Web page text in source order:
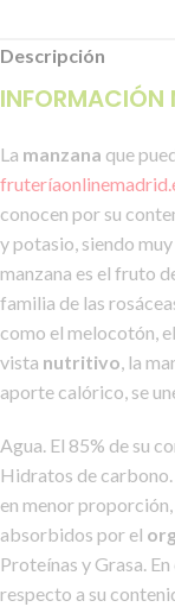
Descripción
INFORMACIÓN
La manzana que
conocen por su
y potasio, siendo
manzana es el fruto
familia de las
como el melocotón,
vista nutritivo, la
aporte calórico, se
Agua. El 85% de su
Hidratos de
en menor
absorbidos por el
Proteínas y Grasa.
respecto a su